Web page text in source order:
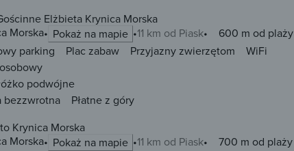
Elżbieta Krynica Morska
Morska
Pokaż na mapie 11 km od Piask
600 m od plaży
parking
Plac zabaw Przyjazny zwierzętom
WiFi
podwójne
bezzwrotna
Płatne z góry
Krynica Morska
Morska
Pokaż na mapie 11 km od Piask 700 m od plaży